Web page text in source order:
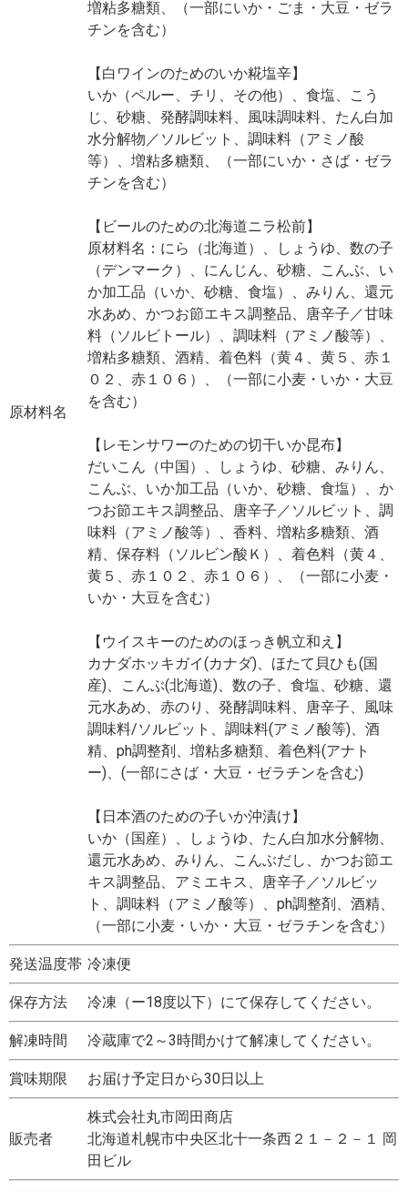
原材料名
増粘多糖類、（一部にいか・ごま・大豆・ゼラ
チンを含む）
【白ワインのためのいか糀塩辛】
いか（ペルー、チリ、その他）、食塩、こう
じ、砂糖、発酵調味料、風味調味料、たん白加
水分解物／ソルビット、調味料（アミノ酸
等）、増粘多糖類、（一部にいか・さば・ゼラ
チンを含む）
【ビールのための北海道ニラ松前】
原材料名：にら（北海道）、しょうゆ、数の子
（デンマーク）、にんじん、砂糖、こんぶ、い
か加工品（いか、砂糖、食塩）、みりん、還元
水あめ、かつお節エキス調整品、唐辛子／甘味
料（ソルビトール）、調味料（アミノ酸等）、
増粘多糖類、酒精、着色料（黄４、黄５、赤１
０２、赤１０６）、（一部に小麦・いか・大豆
を含む）
【レモンサワーのための切干いか昆布】
だいこん（中国）、しょうゆ、砂糖、みりん、
こんぶ、いか加工品（いか、砂糖、食塩）、か
つお節エキス調整品、唐辛子／ソルビット、調
味料（アミノ酸等）、香料、増粘多糖類、酒
精、保存料（ソルビン酸Ｋ）、着色料（黄４、
黄５、赤１０２、赤１０６）、（一部に小麦・
いか・大豆を含む）
【ウイスキーのためのほっき帆立和え】
カナダホッキガイ(カナダ)、ほたて貝ひも(国
産)、こんぶ(北海道)、数の子、食塩、砂糖、還
元水あめ、赤のり、発酵調味料、唐辛子、風味
調味料/ソルビット、調味料(アミノ酸等)、酒
精、ph調整剤、増粘多糖類、着色料(アナト
ー)、(一部にさば・大豆・ゼラチンを含む)
【日本酒のための子いか沖漬け】
いか（国産）、しょうゆ、たん白加水分解物、
還元水あめ、みりん、こんぶだし、かつお節エ
キス調整品、アミエキス、唐辛子／ソルビッ
ト、調味料（アミノ酸等）、ph調整剤、酒精、
（一部に小麦・いか・大豆・ゼラチンを含む）
発送温度帯 冷凍便
保存方法 冷凍（ー18度以下）にて保存してください。
解凍時間 冷蔵庫で2～3時間かけて解凍してください。
賞味期限 お届け予定日から30日以上
販売者
株式会社丸市岡田商店
北海道札幌市中央区北十一条西２１－２－１ 岡
田ビル